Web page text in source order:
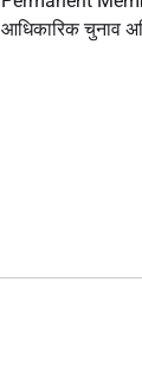
आधिकारिक चुनाव